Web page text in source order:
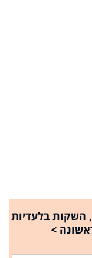
טרנדים חמים מעולם ה-K-Beauty, השקות בלעדיות